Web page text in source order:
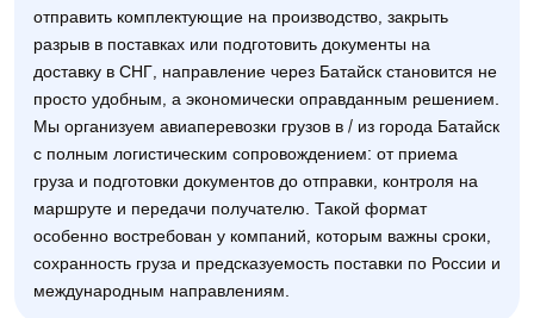
отправить комплектующие на производство, закрыть
разрыв в поставках или подготовить документы на
доставку в СНГ, направление через Батайск становится не
просто удобным, а экономически оправданным решением.
Мы организуем авиаперевозки грузов в / из города Батайск
с полным логистическим сопровождением: от приема
груза и подготовки документов до отправки, контроля на
маршруте и передачи получателю. Такой формат
особенно востребован у компаний, которым важны сроки,
сохранность груза и предсказуемость поставки по России и
международным направлениям.